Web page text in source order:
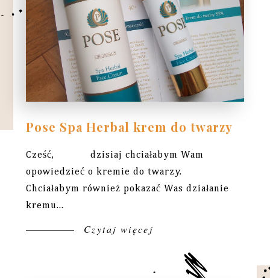
Pose Spa Herbal krem do twarzy
Cześć, dzisiaj chciałabym Wam
opowiedzieć o kremie do twarzy.
Chciałabym również pokazać Was działanie
kremu...
Czytaj więcej